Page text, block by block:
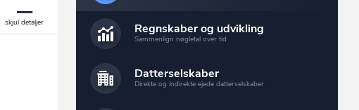
Regnskaber og udvikling
Sammenlign nøgletal over tid
Datterselskaber
Direkte og indirekte ejede datterselskaber